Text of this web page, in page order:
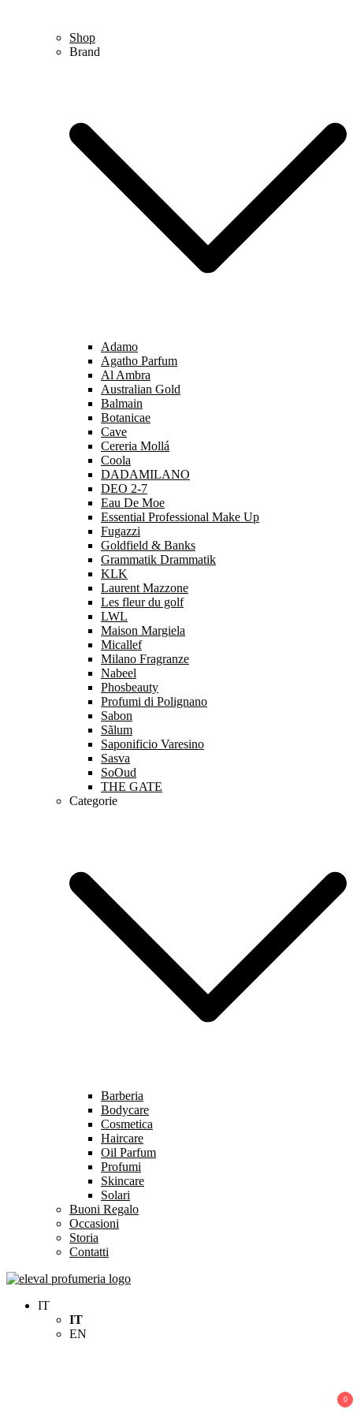
Shop
Brand
Adamo
Agatho Parfum
Al Ambra
Australian Gold
Balmain
Botanicae
Cave
Cereria Mollá
Coola
DADAMILANO
DEO 2-7
Eau De Moe
Essential Professional Make Up
Fugazzi
Goldfield & Banks
Grammatik Drammatik
KLK
Laurent Mazzone
Les fleur du golf
LWL
Maison Margiela
Micallef
Milano Fragranze
Nabeel
Phosbeauty
Profumi di Polignano
Sabon
Sãlum
Saponificio Varesino
Sasva
SoOud
THE GATE
Categorie
Barberia
Bodycare
Cosmetica
Haircare
Oil Parfum
Profumi
Skincare
Solari
Buoni Regalo
Occasioni
Storia
Contatti
Eleval Profumeria
Profumeria Roma
IT
IT
EN
0